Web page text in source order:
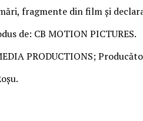
fragmente din film și
de: CB MOTION PICTURES.
PRODUCTIONS;